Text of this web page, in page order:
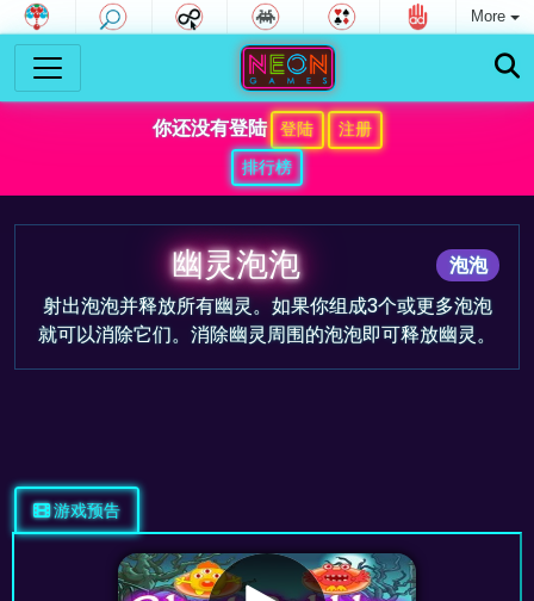
More
你还没有登陆 登陆
注册
排行榜
泡泡
幽灵泡泡
射出泡泡并释放所有幽灵。如果你组成3个或更多泡泡
就可以消除它们。消除幽灵周围的泡泡即可释放幽灵。
游戏预告